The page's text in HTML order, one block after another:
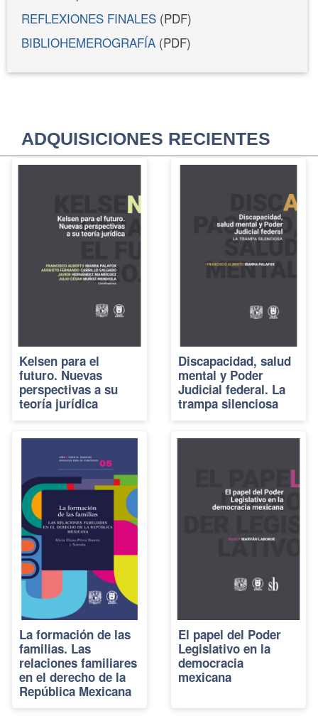
REFLEXIONES FINALES (PDF)
BIBLIOHEMEROGRAFÍA (PDF)
ADQUISICIONES RECIENTES
Kelsen para el
futuro. Nuevas
perspectivas a su
teoría jurídica
Discapacidad, salud
mental y Poder
Judicial federal. La
trampa silenciosa
La formación de las
familias. Las
relaciones familiares
en el derecho de la
República Mexicana
El papel del Poder
Legislativo en la
democracia
mexicana